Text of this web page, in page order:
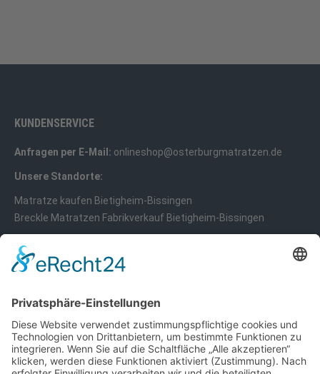
KUNDENSERVICE
Anfragen per E-Mail: onlineshop@osterburgmatratzen.de
Unsere Standorte:
Matratze kaufen Bietigheim-Bissingen
Breckle Matratzen Fabrikverkauf Bietigheim-Bissingen